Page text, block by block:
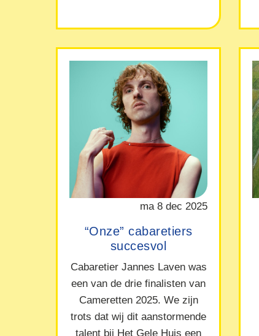
ma 8 dec 2025
“Onze” cabaretiers
succesvol
Cabaretier Jannes Laven was
een van de drie finalisten van
Cameretten 2025. We zijn
trots dat wij dit aanstormende
talent bij Het Gele Huis een